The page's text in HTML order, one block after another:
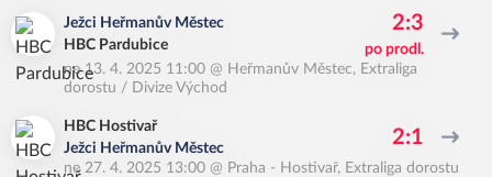
Ježci Heřmanův Městec
HBC Pardubice
2:3
po prodl.
ne 13. 4. 2025 11:00 @ Heřmanův Městec, Extraliga
dorostu / Divize Východ
HBC Hostivař
Ježci Heřmanův Městec
2:1
ne 27. 4. 2025 13:00 @ Praha - Hostivař, Extraliga dorostu